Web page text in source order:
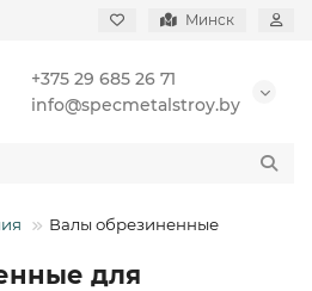
Минск
+375 29 685 26 71
info@specmetalstroy.by
Валы обрезиненные
для